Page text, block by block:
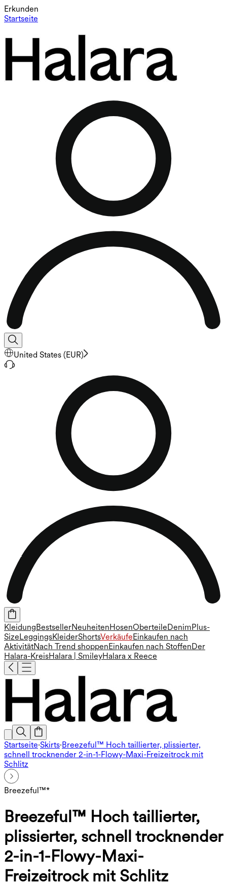
Erkunden
Startseite
United States (EUR)
Kleidung BestsellerNeuheiten HosenOberteile Denim Plus-
Size LeggingsKleiderShortsVerkäufe Einkaufen nach
AktivitätNach Trend shoppen Einkaufen nach Stoffen Der
Halara-KreisHalara | SmileyHalara x Reece
Startseite·Skirts·Breezeful™ Hoch taillierter, plissierter,
schnell trocknender 2-in-1-Flowy-Maxi-Freizeitrock mit
Schlitz
Breezeful™*
Breezeful™ Hoch taillierter,
plissierter, schnell trocknender
2-in-1-Flowy-Maxi-
Freizeitrock mit Schlitz